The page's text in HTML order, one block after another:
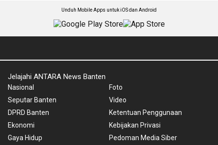
Unduh Mobile Apps untuk iOS dan Android
Jelajahi ANTARA News Banten
Nasional
Seputar Banten
DPRD Banten
Ekonomi
Gaya Hidup
Foto
Video
Ketentuan Penggunaan
Kebijakan Privasi
Pedoman Media Siber